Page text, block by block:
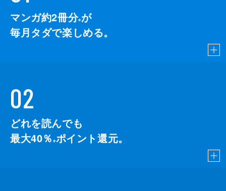
マンガ約2冊分※が
毎月タダで楽しめる。
02
どれを読んでも
最大40％ ※ポイント還元。